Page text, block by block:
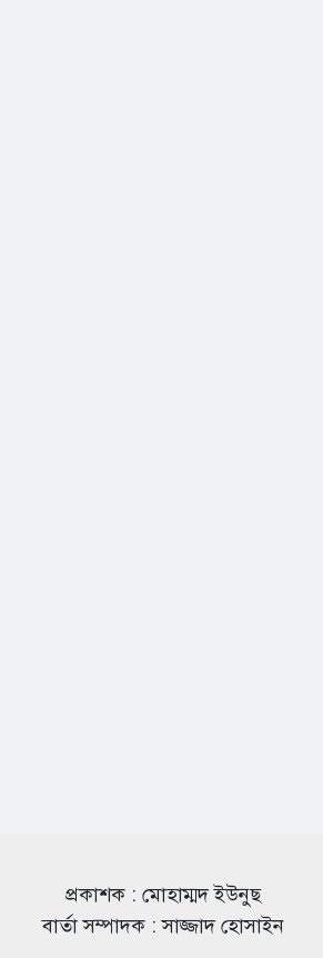
প্রকাশক : মোহাম্মদ ইউনুছ
বার্তা সম্পাদক : সাজ্জাদ হোসাইন